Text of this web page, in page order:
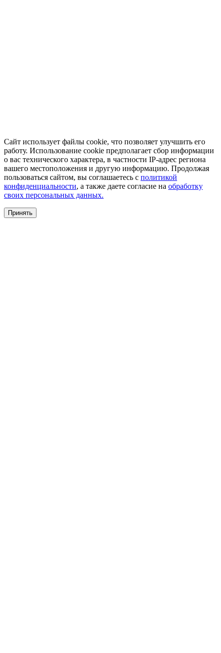
Сайт использует файлы cookie, что позволяет улучшить его
работу. Использование cookie предполагает сбор информации
о вас технического характера, в частности IP-адрес региона
вашего местоположения и другую информацию. Продолжая
пользоваться сайтом, вы соглашаетесь с политикой
конфиденциальности, а также даете согласие на обработку
своих персональных данных.
Принять